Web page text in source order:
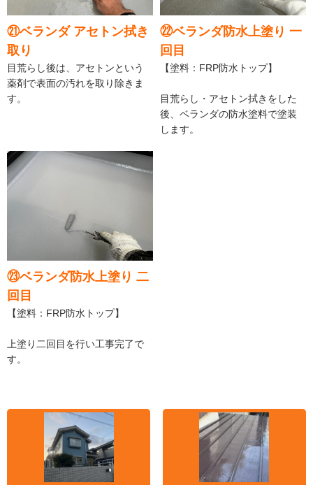
㉑ベランダ アセトン拭き
取り
目荒らし後は、アセトンという
薬剤で表面の汚れを取り除きま
す。
㉒ベランダ防水上塗り 一
回目
【塗料：FRP防水トップ】
目荒らし・アセトン拭きをした
後、ベランダの防水塗料で塗装
します。
㉓ベランダ防水上塗り 二
回目
【塗料：FRP防水トップ】
上塗り二回目を行い工事完了で
す。